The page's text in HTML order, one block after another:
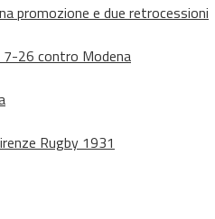
promozione e due retrocessioni
7-26 contro Modena
Rugby 1931